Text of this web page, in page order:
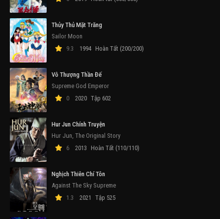
Thủy Thủ Mặt Trăng
Sailor Moon
9.3
1994 Hoàn Tất (200/200)
Vô Thượng Thần Đế
Supreme God Emperor
0
2020 Tập 602
Hur Jun Chính Truyện
Hur Jun, The Original Story
6
2013 Hoàn Tất (110/110)
Nghịch Thiên Chí Tôn
Against The Sky Supreme
1.3
2021 Tập 525